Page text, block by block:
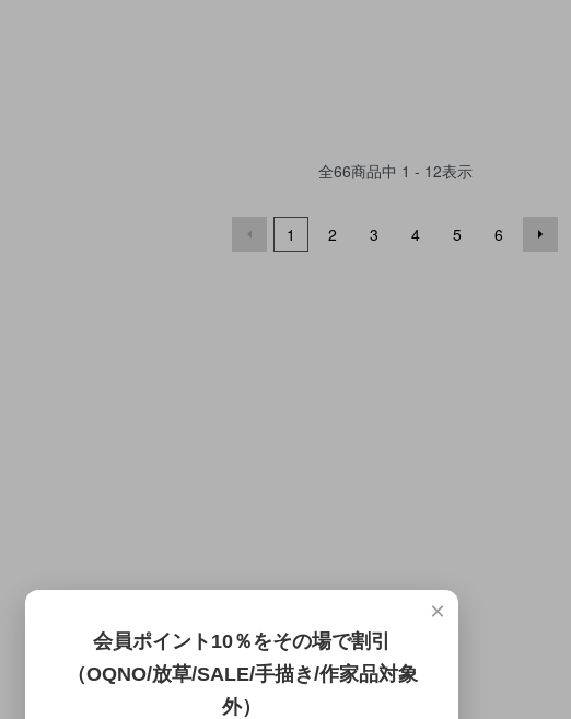
全66商品中 1 - 12表示
1 2 3 4 5 6
×
会員ポイント10％をその場で割引
（OQNO/放草/SALE/手描き/作家品対象
外）